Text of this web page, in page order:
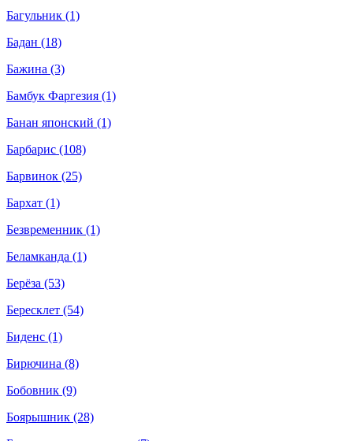
Багульник (1)
Бадан (18)
Бажина (3)
Бамбук Фаргезия (1)
Банан японский (1)
Барбарис (108)
Барвинок (25)
Бархат (1)
Безвременник (1)
Беламканда (1)
Берёза (53)
Бересклет (54)
Биденс (1)
Бирючина (8)
Бобовник (9)
Боярышник (28)